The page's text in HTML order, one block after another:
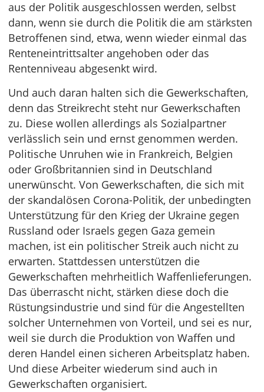
aus der Politik ausgeschlossen werden, selbst
dann, wenn sie durch die Politik die am stärksten
Betroffenen sind, etwa, wenn wieder einmal das
Renteneintrittsalter angehoben oder das
Rentenniveau abgesenkt wird.
Und auch daran halten sich die Gewerkschaften,
denn das Streikrecht steht nur Gewerkschaften
zu. Diese wollen allerdings als Sozialpartner
verlässlich sein und ernst genommen werden.
Politische Unruhen wie in Frankreich, Belgien
oder Großbritannien sind in Deutschland
unerwünscht. Von Gewerkschaften, die sich mit
der skandalösen Corona-Politik, der unbedingten
Unterstützung für den Krieg der Ukraine gegen
Russland oder Israels gegen Gaza gemein
machen, ist ein politischer Streik auch nicht zu
erwarten. Stattdessen unterstützen die
Gewerkschaften mehrheitlich Waffenlieferungen.
Das überrascht nicht, stärken diese doch die
Rüstungsindustrie und sind für die Angestellten
solcher Unternehmen von Vorteil, und sei es nur,
weil sie durch die Produktion von Waffen und
deren Handel einen sicheren Arbeitsplatz haben.
Und diese Arbeiter wiederum sind auch in
Gewerkschaften organisiert.